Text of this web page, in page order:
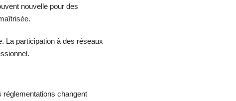
nouvelle pour des
La participation à des réseaux
changent